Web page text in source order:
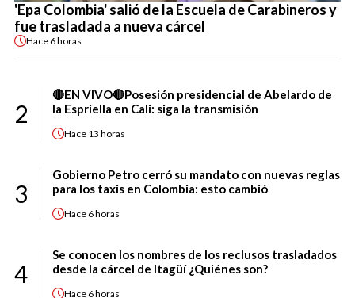
'Epa Colombia' salió de la Escuela de Carabineros y
fue trasladada a nueva cárcel
Hace 6 horas
2
🔴EN VIVO🔴Posesión presidencial de Abelardo de
la Espriella en Cali: siga la transmisión
Hace 13 horas
3
Gobierno Petro cerró su mandato con nuevas reglas
para los taxis en Colombia: esto cambió
Hace 6 horas
4
Se conocen los nombres de los reclusos trasladados
desde la cárcel de Itagüí ¿Quiénes son?
Hace 6 horas